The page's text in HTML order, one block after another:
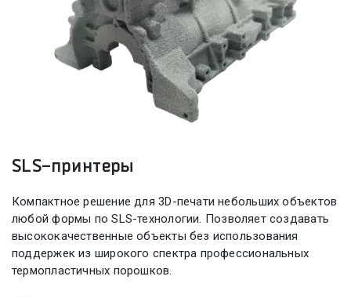
SLS-принтеры
Компактное решение для3D-печати небольших объектов
любой формы поSLS-технологии. Позволяет создавать
высококачественные объекты без использования
поддержек из широкого спектра профессиональных
термопластичных порошков.